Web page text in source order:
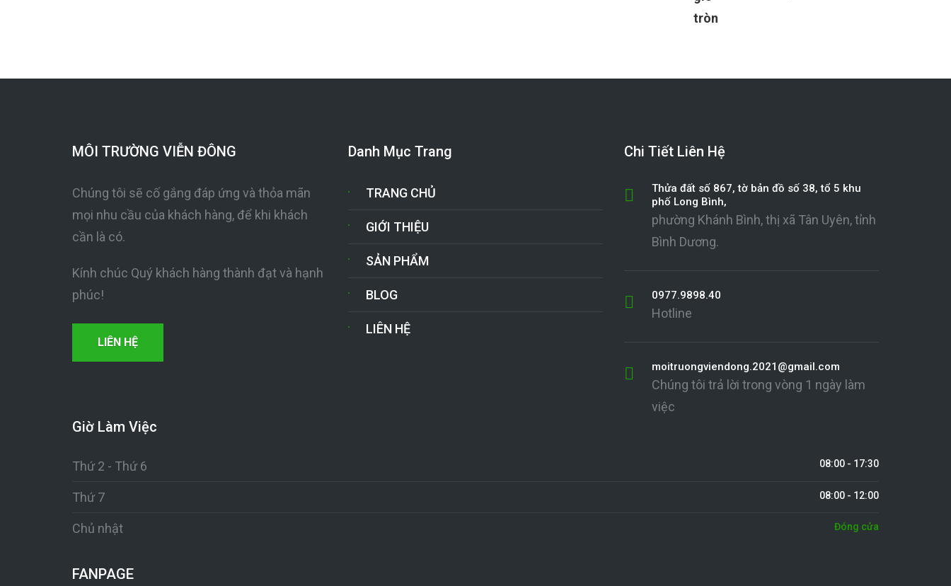
MÔI TRƯỜNG VIỄN ĐÔNG
Chúng tôi sẽ cố gắng đáp ứng và thỏa mãn
mọi nhu cầu của khách hàng, để khi khách
cần là có.
Kính chúc Quý khách hàng thành đạt và hạnh
phúc!
LIÊN HỆ
Danh Mục Trang
TRANG CHỦ
GIỚI THIỆU
SẢN PHẨM
BLOG
LIÊN HỆ
Chi Tiết Liên Hệ
Thửa đất số 867, tờ bản đồ số 38, tổ 5 khu
phố Long Bình,
phường Khánh Bình, thị xã Tân Uyên, tỉnh
Bình Dương.
0977.9898.40
Hotline
moitruongviendong.2021@gmail.com
Chúng tôi trả lời trong vòng 1 ngày làm
việc
Giờ Làm Việc
Thứ 2 - Thứ 6 08:00 - 17:30
Thứ 7 08:00 - 12:00
Chủ nhật Đóng cửa
FANPAGE